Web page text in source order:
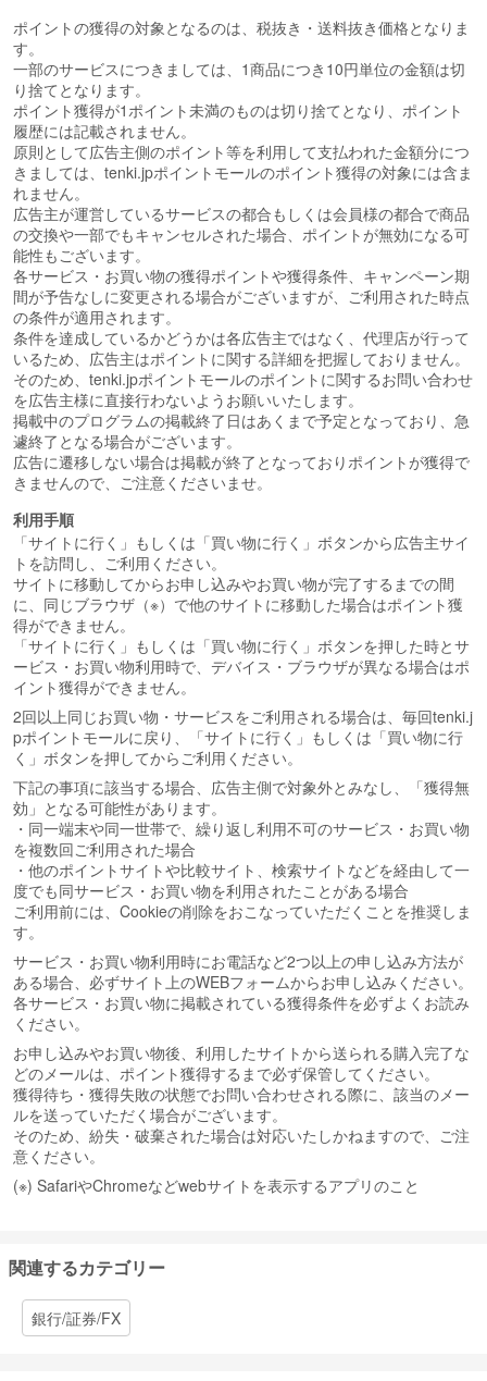
ポイントの獲得の対象となるのは、税抜き・送料抜き価格となりま
す。
一部のサービスにつきましては、1商品につき10円単位の金額は切
り捨てとなります。
ポイント獲得が1ポイント未満のものは切り捨てとなり、ポイント
履歴には記載されません。
原則として広告主側のポイント等を利用して支払われた金額分につ
きましては、tenki.jpポイントモールのポイント獲得の対象には含ま
れません。
広告主が運営しているサービスの都合もしくは会員様の都合で商品
の交換や一部でもキャンセルされた場合、ポイントが無効になる可
能性もございます。
各サービス・お買い物の獲得ポイントや獲得条件、キャンペーン期
間が予告なしに変更される場合がございますが、ご利用された時点
の条件が適用されます。
条件を達成しているかどうかは各広告主ではなく、代理店が行って
いるため、広告主はポイントに関する詳細を把握しておりません。
そのため、tenki.jpポイントモールのポイントに関するお問い合わせ
を広告主様に直接行わないようお願いいたします。
掲載中のプログラムの掲載終了日はあくまで予定となっており、急
遽終了となる場合がございます。
広告に遷移しない場合は掲載が終了となっておりポイントが獲得で
きませんので、ご注意くださいませ。
利用手順
「サイトに行く」もしくは「買い物に行く」ボタンから広告主サイ
トを訪問し、ご利用ください。
サイトに移動してからお申し込みやお買い物が完了するまでの間
に、同じブラウザ（※）で他のサイトに移動した場合はポイント獲
得ができません。
「サイトに行く」もしくは「買い物に行く」ボタンを押した時とサ
ービス・お買い物利用時で、デバイス・ブラウザが異なる場合はポ
イント獲得ができません。
2回以上同じお買い物・サービスをご利用される場合は、毎回tenki.j
pポイントモールに戻り、「サイトに行く」もしくは「買い物に行
く」ボタンを押してからご利用ください。
下記の事項に該当する場合、広告主側で対象外とみなし、「獲得無
効」となる可能性があります。
・同一端末や同一世帯で、繰り返し利用不可のサービス・お買い物
を複数回ご利用された場合
・他のポイントサイトや比較サイト、検索サイトなどを経由して一
度でも同サービス・お買い物を利用されたことがある場合
ご利用前には、Cookieの削除をおこなっていただくことを推奨しま
す。
サービス・お買い物利用時にお電話など2つ以上の申し込み方法が
ある場合、必ずサイト上のWEBフォームからお申し込みください。
各サービス・お買い物に掲載されている獲得条件を必ずよくお読み
ください。
お申し込みやお買い物後、利用したサイトから送られる購入完了な
どのメールは、ポイント獲得するまで必ず保管してください。
獲得待ち・獲得失敗の状態でお問い合わせされる際に、該当のメー
ルを送っていただく場合がございます。
そのため、紛失・破棄された場合は対応いたしかねますので、ご注
意ください。
(※) SafariやChromeなどwebサイトを表示するアプリのこと
関連するカテゴリー
銀行/証券/FX